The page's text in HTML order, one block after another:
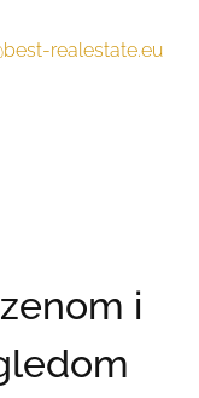
realestate.eu
i